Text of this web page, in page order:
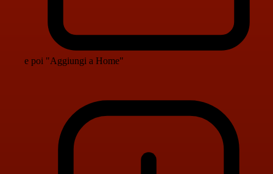
e poi "Aggiungi a Home"